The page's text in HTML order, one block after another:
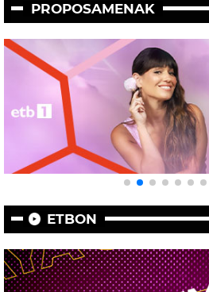
PROPOSAMENAK
ETBON